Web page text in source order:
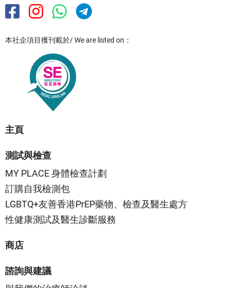
本社企項目獲刊載於/ We are listed on：
主頁
測試與檢查
MY PLACE 身體檢查計劃
訂購自我檢測包
LGBTQ+友善香港PrEP藥物、檢查及醫生處方
性健康測試及醫生診斷服務
商店
諮詢與建議